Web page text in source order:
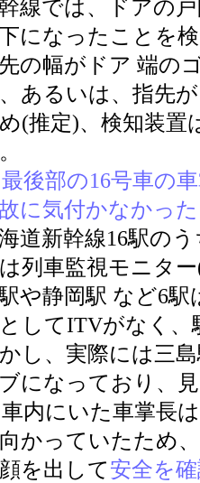
線では、ドアの
になったことを
の幅がドア 端の
あるいは、指先
(推定)、検知装置
後部の16号車の
に気付かなかっ
道新幹線16駅の
列車監視モニタ
や静岡駅 など6
してITVがなく、
し、実際には三
になっており、
車内にいた車掌長
かっていたため
を出して安全を